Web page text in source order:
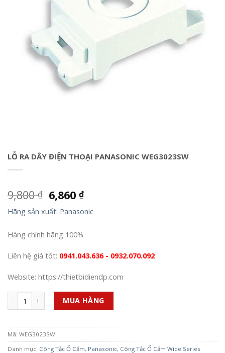
LỖ RA DÂY ĐIỆN THOẠI PANASONIC WEG3023SW
9,800₫ 6,860₫
Hãng sản xuất: Panasonic
Hàng chính hãng 100%
Liên hệ giá tốt: 0941.043.636 - 0932.070.092
Website: https://thietbidiendp.com
Số lượng MUA HÀNG
Mã: WEG3023SW
Danh mục: Công Tắc Ổ Cắm, Panasonic, Công Tắc Ổ Cắm Wide Series